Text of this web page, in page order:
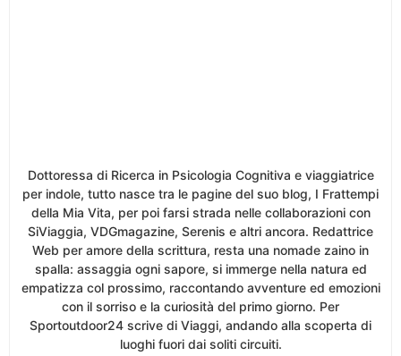
Dottoressa di Ricerca in Psicologia Cognitiva e viaggiatrice
per indole, tutto nasce tra le pagine del suo blog, I Frattempi
della Mia Vita, per poi farsi strada nelle collaborazioni con
SiViaggia, VDGmagazine, Serenis e altri ancora. Redattrice
Web per amore della scrittura, resta una nomade zaino in
spalla: assaggia ogni sapore, si immerge nella natura ed
empatizza col prossimo, raccontando avventure ed emozioni
con il sorriso e la curiosità del primo giorno. Per
Sportoutdoor24 scrive di Viaggi, andando alla scoperta di
luoghi fuori dai soliti circuiti.